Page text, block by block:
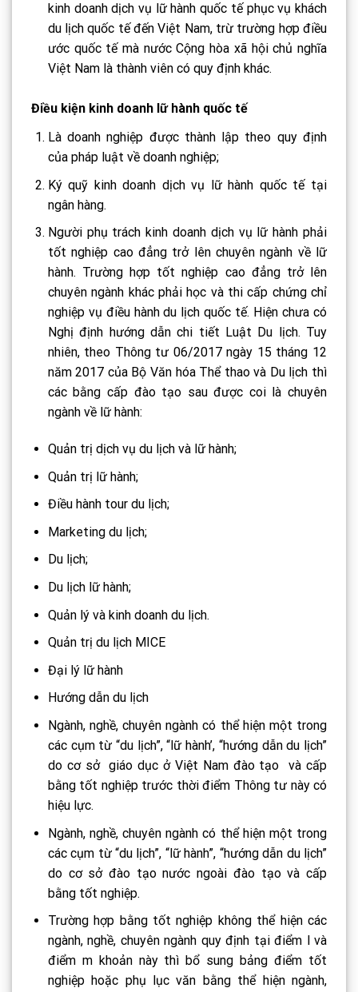
kinh doanh dịch vụ lữ hành quốc tế phục vụ khách
du lịch quốc tế đến Việt Nam, trừ trường hợp điều
ước quốc tế mà nước Cộng hòa xã hội chủ nghĩa
Việt Nam là thành viên có quy định khác.
Điều kiện kinh doanh lữ hành quốc tế
Là doanh nghiệp được thành lập theo quy định
của pháp luật về doanh nghiệp;
Ký quỹ kinh doanh dịch vụ lữ hành quốc tế tại
ngân hàng.
Người phụ trách kinh doanh dịch vụ lữ hành phải
tốt nghiệp cao đẳng trở lên chuyên ngành về lữ
hành. Trường hợp tốt nghiệp cao đẳng trở lên
chuyên ngành khác phải học và thi cấp chứng chỉ
nghiệp vụ điều hành du lịch quốc tế. Hiện chưa có
Nghị định hướng dẫn chi tiết Luật Du lịch. Tuy
nhiên, theo Thông tư 06/2017 ngày 15 tháng 12
năm 2017 của Bộ Văn hóa Thể thao và Du lịch thì
các bằng cấp đào tạo sau được coi là chuyên
ngành về lữ hành:
Quản trị dịch vụ du lịch và lữ hành;
Quản trị lữ hành;
Điều hành tour du lịch;
Marketing du lịch;
Du lịch;
Du lịch lữ hành;
Quản lý và kinh doanh du lịch.
Quản trị du lịch MICE
Đại lý lữ hành
Hướng dẫn du lịch
Ngành, nghề, chuyên ngành có thể hiện một trong
các cụm từ “du lịch”, “lữ hành’, “hướng dẫn du lịch”
do cơ sở giáo dục ở Việt Nam đào tạo và cấp
bằng tốt nghiệp trước thời điểm Thông tư này có
hiệu lực.
Ngành, nghề, chuyên ngành có thể hiện một trong
các cụm từ “du lịch”, “lữ hành”, “hướng dẫn du lịch”
do cơ sở đào tạo nước ngoài đào tạo và cấp
bằng tốt nghiệp.
Trường hợp bằng tốt nghiệp không thể hiện các
ngành, nghề, chuyên ngành quy định tại điểm l và
điểm m khoản này thì bổ sung bảng điểm tốt
nghiệp hoặc phụ lục văn bằng thể hiện ngành,